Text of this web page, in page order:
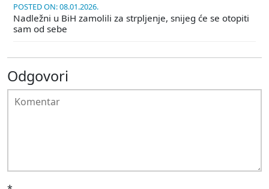
POSTED ON: 08.01.2026.
Nadležni u BiH zamolili za strpljenje, snijeg će se otopiti
sam od sebe
Odgovori